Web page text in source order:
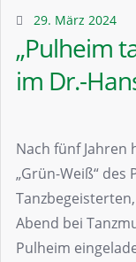
29. März 2024
„Pulheim
im Dr.-
Nach fünf Jahren
„Grün-Weiß“ des
Abend bei
Pulheim